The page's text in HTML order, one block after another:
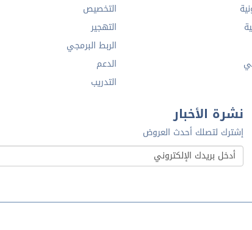
التخصيص
التهجير
الربط البرمجي
الدعم
التدريب
نشرة الأخبار
إشترك لتصلك أحدث العروض